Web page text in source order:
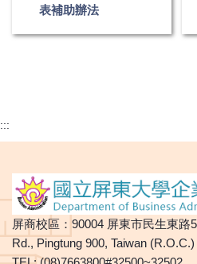
表補助辦法
:::
屏商校區：90004 屏東市民生東路
Rd., Pingtung 900, Taiwan (R.O.C.)